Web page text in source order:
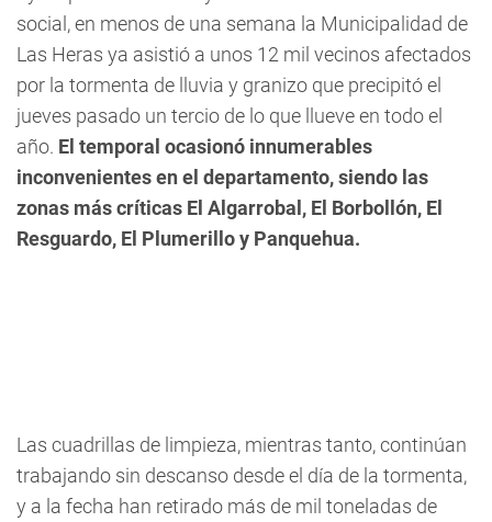
social, en menos de una semana la Municipalidad de
Las Heras ya asistió a unos 12 mil vecinos afectados
por la tormenta de lluvia y granizo que precipitó el
jueves pasado un tercio de lo que llueve en todo el
año. El temporal ocasionó innumerables
inconvenientes en el departamento, siendo las
zonas más críticas El Algarrobal, El Borbollón, El
Resguardo, El Plumerillo y Panquehua.
Las cuadrillas de limpieza, mientras tanto, continúan
trabajando sin descanso desde el día de la tormenta,
y a la fecha han retirado más de mil toneladas de